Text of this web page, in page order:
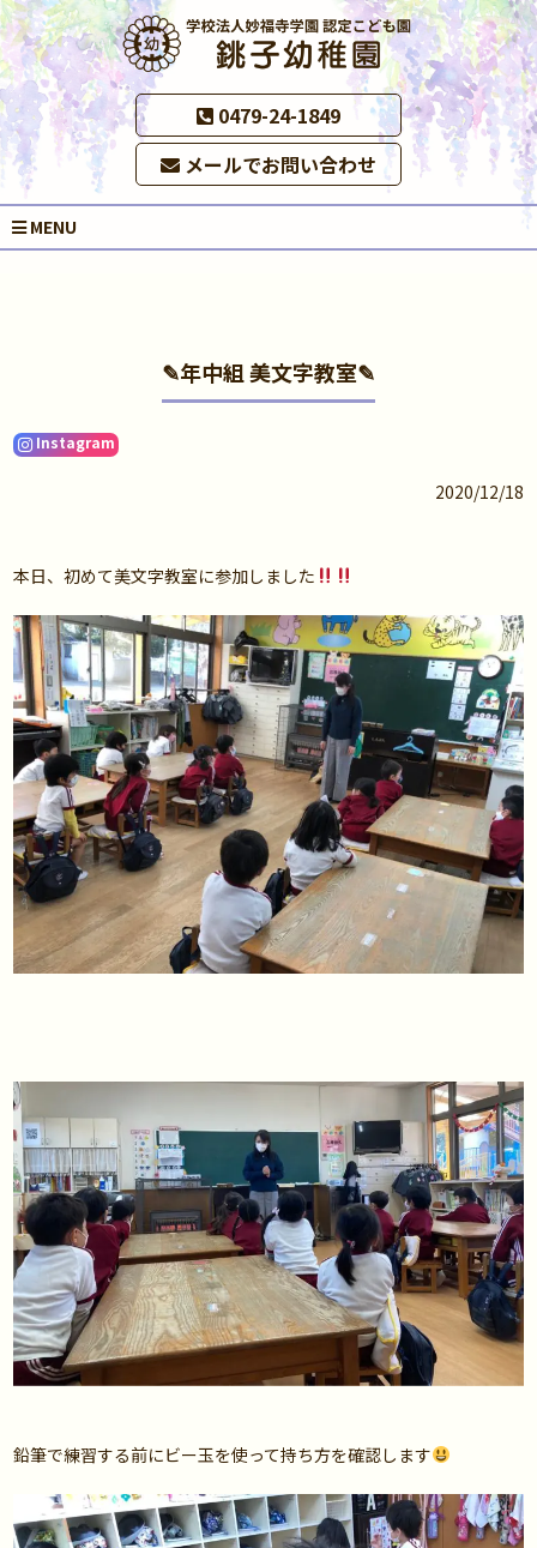
0479-24-1849
メールでお問い合わせ
MENU
✎年中組 美文字教室✎
Instagram
2020/12/18
本日、初めて美文字教室に参加しました
鉛筆で練習する前にビー玉を使って持ち方を確認します